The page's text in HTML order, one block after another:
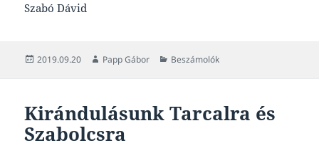
Szabó Dávid
Közzétéve
2019.09.20 Szerző
Papp Gábor Kategória
Beszámolók
Kirándulásunk Tarcalra és
Szabolcsra